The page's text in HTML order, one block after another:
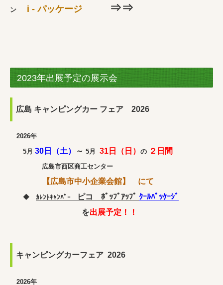
ン
i - パッケージ ⇒⇒
2023年出展予定の展示会
広島 キャンピングカー フェア 2026
2026年
5月 30日（土） ～ 5月 31日（日） の ２ 日間
広島市西区商工センター
【広島市中小企業会館】 にて
◆ ｶﾚﾝﾄｷｬﾝﾊﾟｰ ピコ ﾎﾟｯﾌﾟｱｯﾌﾟ ｸｰﾙﾊﾟｯｹｰｼﾞ
を出展予定！！
キャンピングカーフェア 2026
2026年